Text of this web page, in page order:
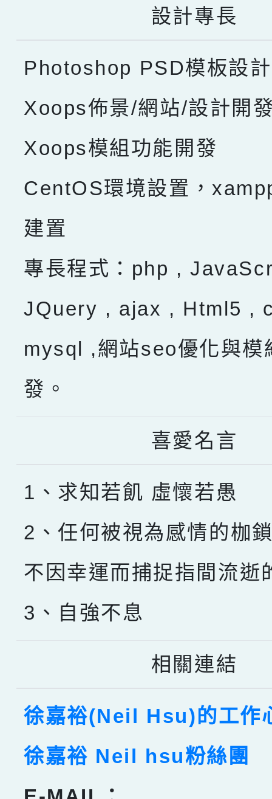
設計專長
Photoshop PSD模板設計
Xoops佈景/網站/設計開
Xoops模組功能開發
CentOS環境設置，
建置
專長程式：php ,
JQuery , ajax , Html5 ,
mysql ,網站seo優化與模
發。
喜愛名言
1、求知若飢 虛懷若愚
2、任何被視為感情的枷
不因幸運而捕捉指間流逝
3、自強不息
相關連結
徐嘉裕(Neil Hsu)的工作
徐嘉裕 Neil hsu粉絲團